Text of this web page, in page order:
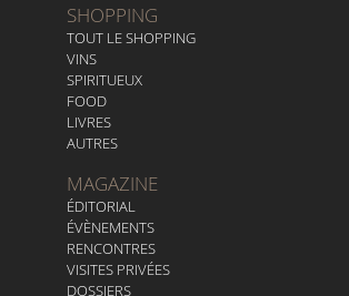
SHOPPING
TOUT LE SHOPPING
VINS
SPIRITUEUX
FOOD
LIVRES
AUTRES
MAGAZINE
ÉDITORIAL
ÉVÈNEMENTS
RENCONTRES
VISITES PRIVÉES
DOSSIERS